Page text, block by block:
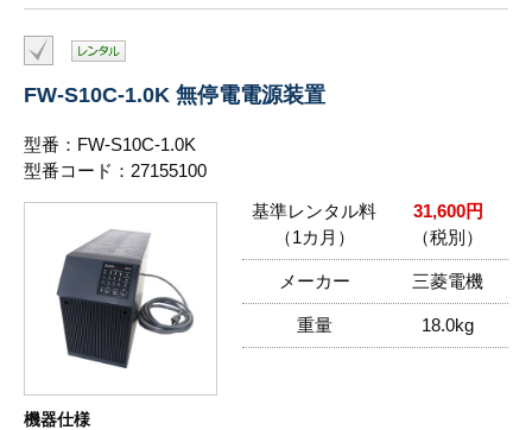
FW-S10C-1.0K 無停電電源装置
型番：FW-S10C-1.0K
型番コード：27155100
基準レンタル料
（1カ月）
31,600円
（税別）
メーカー 三菱電機
重量 18.0kg
機器仕様